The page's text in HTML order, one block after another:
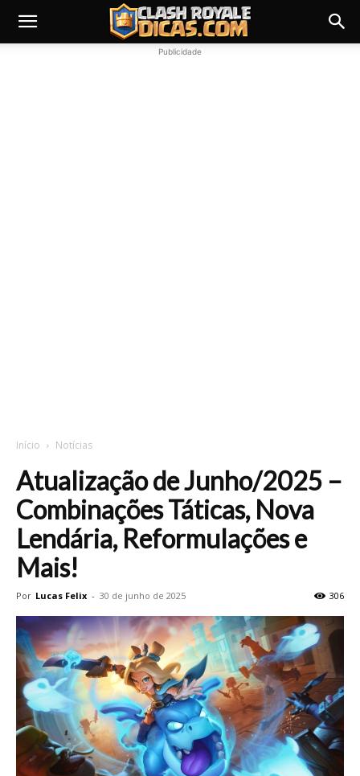
Publicidade
Início Notícias
Atualização de Junho/2025 –
Combinações Táticas, Nova
Lendária, Reformulações e
Mais!
Por Lucas Felix - 30 de junho de 2025 306